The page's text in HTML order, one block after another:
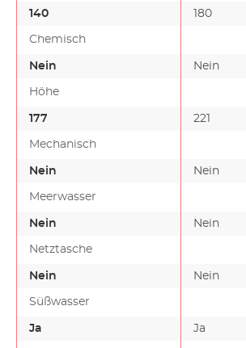
140 180
Chemisch
Nein Nein
Höhe
177 221
Mechanisch
Nein Nein
Meerwasser
Nein Nein
Netztasche
Nein Nein
Süßwasser
Ja Ja